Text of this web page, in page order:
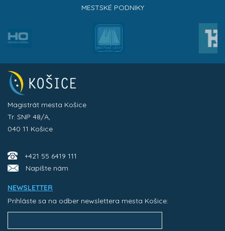
MESTSKÉ PODNIKY
Magistrát mesta Košice
Tr. SNP 48/A,
040 11 Košice
+421 55 6419 111
Napíšte nám
NEWSLETTER
Prihláste sa na odber newslettera mesta Košice: